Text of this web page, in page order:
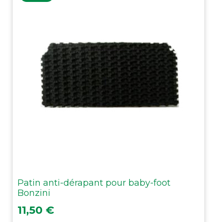
Patin anti-dérapant pour baby-foot
Bonzini
Prix
11,50 €